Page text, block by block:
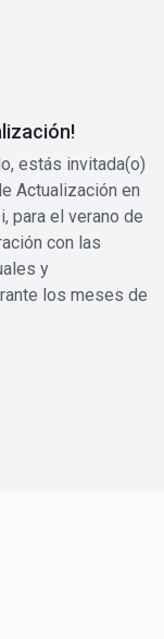
estás invitada(o)
Actualización en
para el verano de
con las
y
los meses de
página